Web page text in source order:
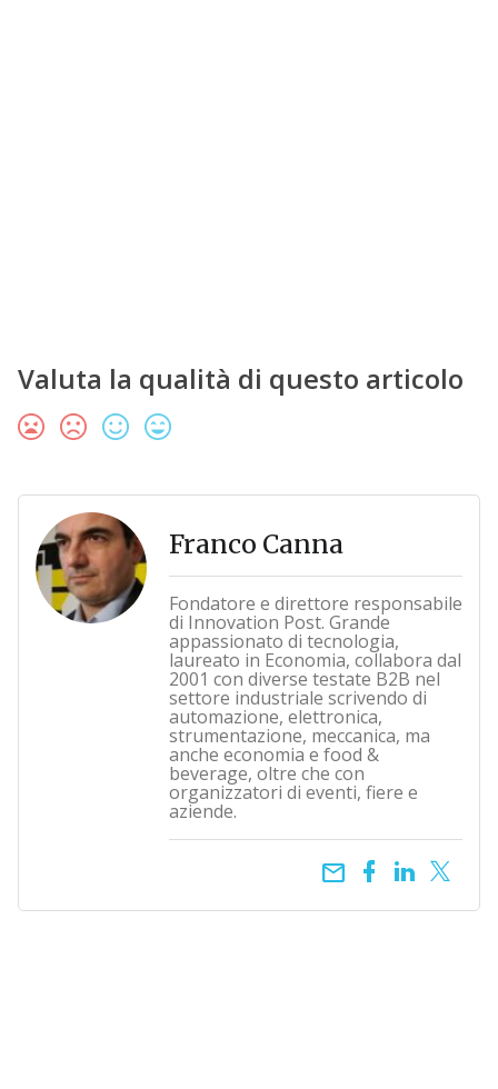
Valuta la qualità di questo articolo
Franco Canna
Fondatore e direttore responsabile
di Innovation Post. Grande
appassionato di tecnologia,
laureato in Economia, collabora dal
2001 con diverse testate B2B nel
settore industriale scrivendo di
automazione, elettronica,
strumentazione, meccanica, ma
anche economia e food &
beverage, oltre che con
organizzatori di eventi, fiere e
aziende.
email